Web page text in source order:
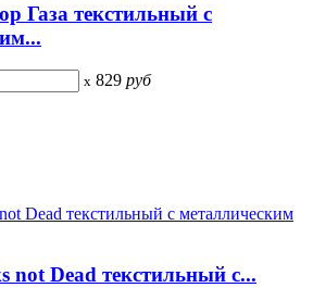
Газа текстильный с
x 829 руб
not Dead текстильный с...